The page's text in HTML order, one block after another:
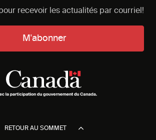
recevoir les actualités par courriel!
M'abonner
RETOUR AU SOMMET